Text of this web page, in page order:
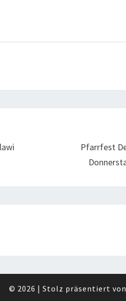
Pfarrfest
© 2026 | Stolz präsentiert von